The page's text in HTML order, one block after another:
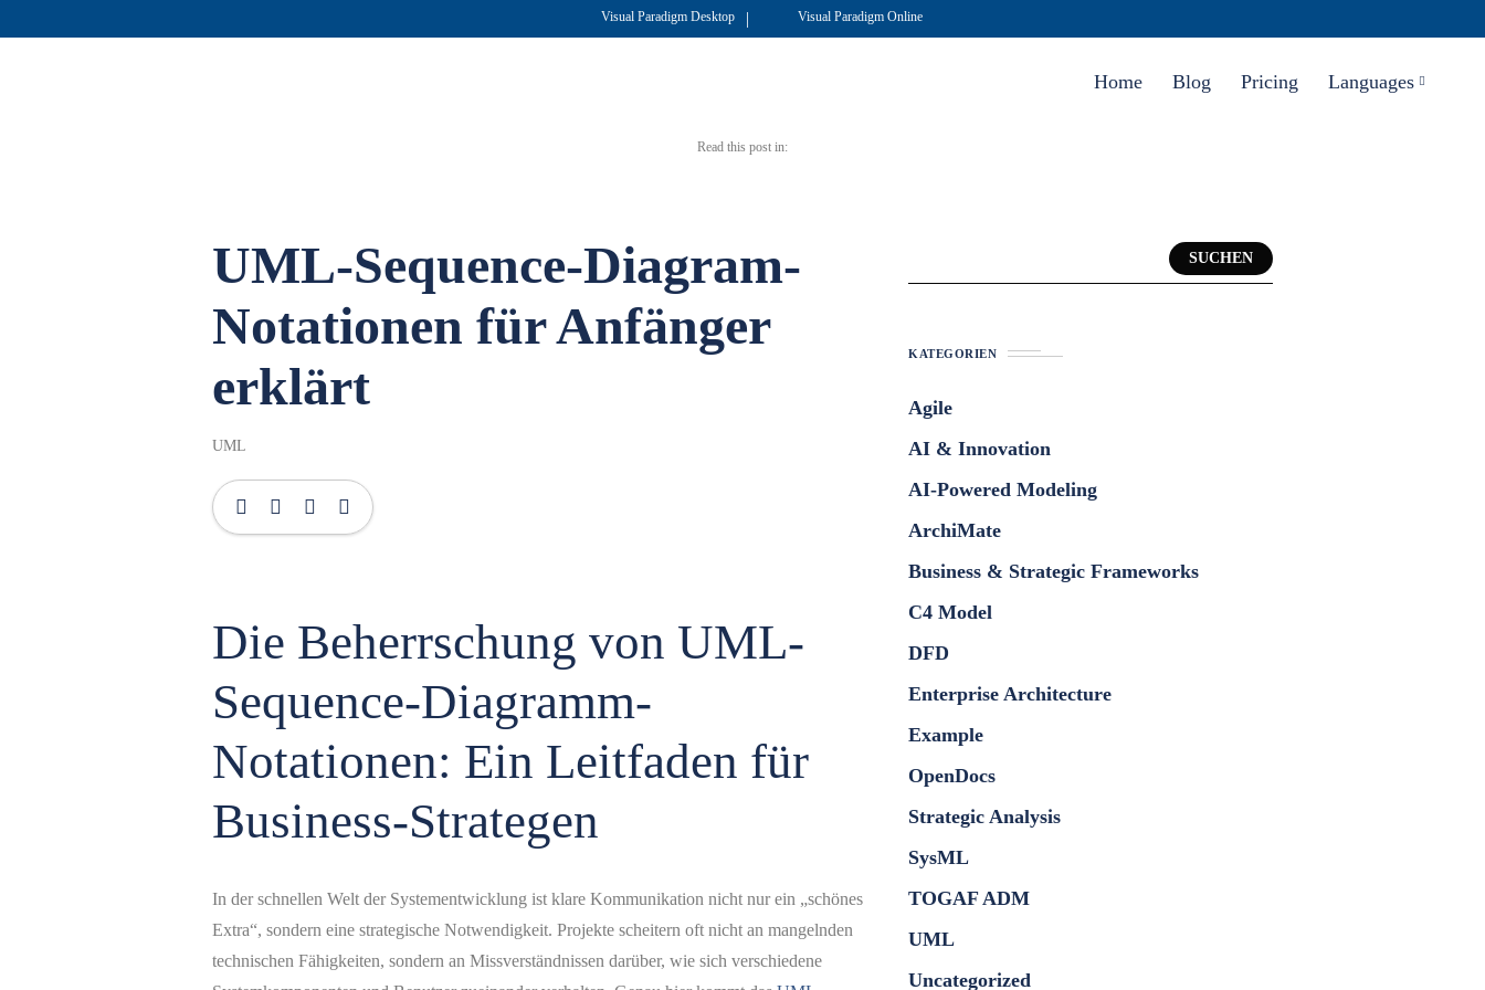
Visual Paradigm Desktop | Visual Paradigm Online
Home Blog Pricing Languages
Read this post in:
UML-Sequence-Diagram-
Notationen für Anfänger
erklärt
UML
Die Beherrschung von UML-
Sequence-Diagramm-
Notationen: Ein Leitfaden
für Business-Strategen
In der schnellen Welt der Systementwicklung ist klare Kommunikation nicht nur ein
„schönes Extra“, sondern eine strategische Notwendigkeit. Projekte scheitern oft nicht
an mangelnden technischen Fähigkeiten, sondern an Missverständnissen darüber, wie
SUCHEN
KATEGORIEN
Agile
AI & Innovation
AI-Powered Modeling
ArchiMate
Business & Strategic Frameworks
C4 Model
DFD
Enterprise Architecture
Example
OpenDocs
Strategic Analysis
SysML
TOGAF ADM
UML